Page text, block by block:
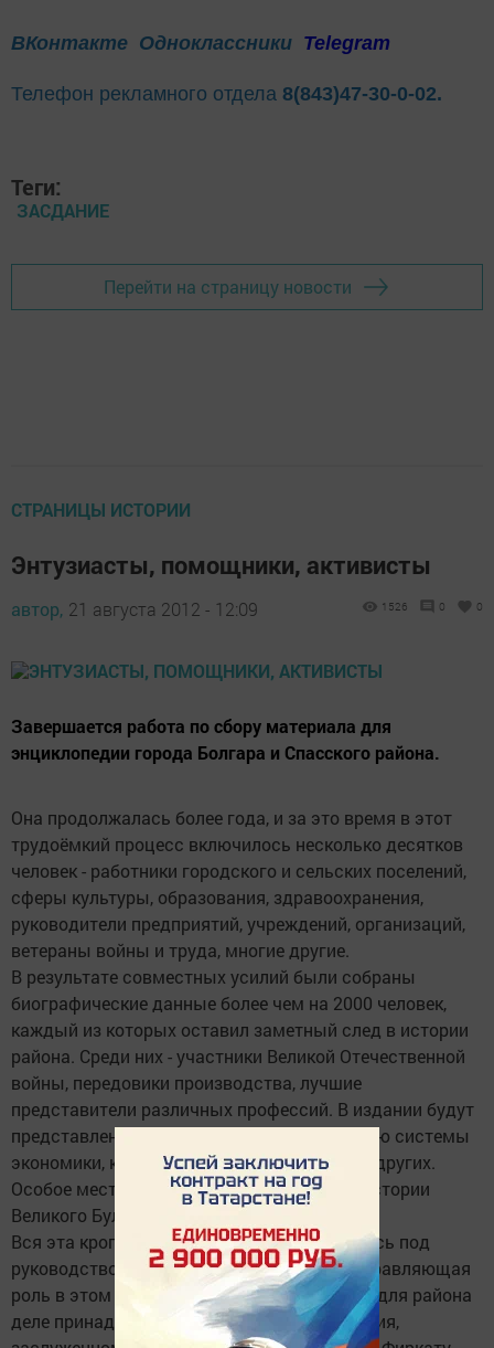
ВКонтакте Одноклассники Telegram
Телефон рекламного отдела 8(843)47-30-0-02.
Теги:
ЗАСДАНИЕ
Перейти на страницу новости
СТРАНИЦЫ ИСТОРИИ
Энтузиасты, помощники, активисты
автор, 21 августа 2012 - 12:09 1526 0 0
Завершается работа по сбору материала для
энциклопедии города Болгара и Спасского района.
Она продолжалась более года, и за это время в этот
трудоёмкий процесс включилось несколько десятков
человек - работники городского и сельских поселений,
сферы культуры, образования, здравоохранения,
руководители предприятий, учреждений, организаций,
ветераны войны и труда, многие другие.
В результате совместных усилий были собраны
биографические данные более чем на 2000 человек,
каждый из которых оставил заметный след в истории
района. Среди них - участники Великой Отечественной
войны, передовики производства, лучшие
представители различных профессий. В издании будут
представлены обзорные статьи по развитию системы
экономики, культуры, образования, многих других.
Особое место в энциклопедии отводится истории
Великого Булгара.
Вся эта кропотливая работа осуществлялась под
руководством инициативной группы, а направляющая
роль в этом важном и, безусловно, нужном для района
деле принадлежит ветерану здравоохранения,